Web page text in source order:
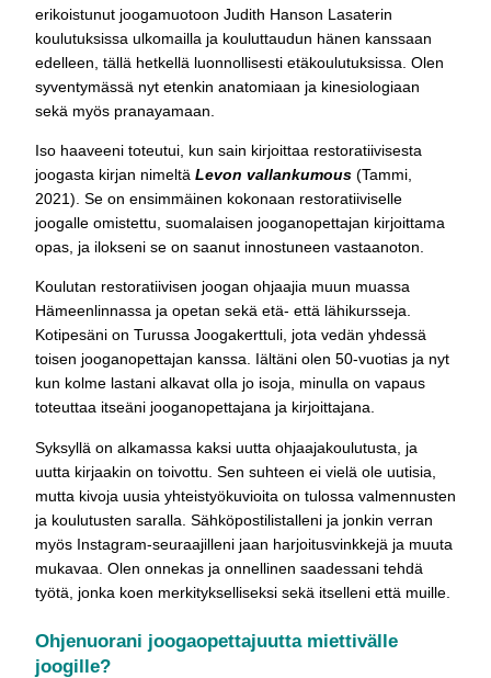
erikoistunut joogamuotoon Judith Hanson Lasaterin
koulutuksissa ulkomailla ja kouluttaudun hänen kanssaan
edelleen, tällä hetkellä luonnollisesti etäkoulutuksissa. Olen
syventymässä nyt etenkin anatomiaan ja kinesiologiaan
sekä myös pranayamaan.
Iso haaveeni toteutui, kun sain kirjoittaa restoratiivisesta
joogasta kirjan nimeltä Levon vallankumous (Tammi,
2021). Se on ensimmäinen kokonaan restoratiiviselle
joogalle omistettu, suomalaisen jooganopettajan kirjoittama
opas, ja ilokseni se on saanut innostuneen vastaanoton.
Koulutan restoratiivisen joogan ohjaajia muun muassa
Hämeenlinnassa ja opetan sekä etä- että lähikursseja.
Kotipesäni on Turussa Joogakerttuli, jota vedän yhdessä
toisen jooganopettajan kanssa. Iältäni olen 50-vuotias ja nyt
kun kolme lastani alkavat olla jo isoja, minulla on vapaus
toteuttaa itseäni jooganopettajana ja kirjoittajana.
Syksyllä on alkamassa kaksi uutta ohjaajakoulutusta, ja
uutta kirjaakin on toivottu. Sen suhteen ei vielä ole uutisia,
mutta kivoja uusia yhteistyökuvioita on tulossa valmennusten
ja koulutusten saralla. Sähköpostilistalleni ja jonkin verran
myös Instagram-seuraajilleni jaan harjoitusvinkkejä ja muuta
mukavaa. Olen onnekas ja onnellinen saadessani tehdä
työtä, jonka koen merkitykselliseksi sekä itselleni että muille.
Ohjenuorani joogaopettajuutta miettivälle
joogille?